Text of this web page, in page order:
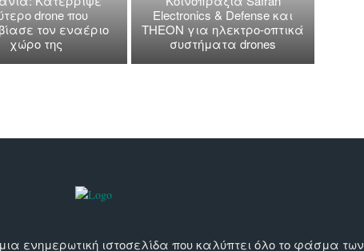
drone που
τον εναέριο
χώρο της
Electronics & Defense και
THEON για ηλεκτρο-οπτικά
συστήματα drones
μια ενημερωτική ιστοσελίδα που καλύπτει όλο το φάσμα